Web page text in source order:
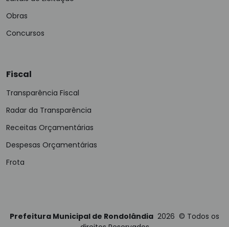
Obras
Concursos
Fiscal
Transparência Fiscal
Radar da Transparência
Receitas Orçamentárias
Despesas Orçamentárias
Frota
Prefeitura Municipal de Rondolândia 2026 © Todos os